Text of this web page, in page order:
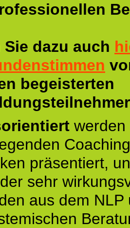
Sie dazu auch
begeisterten
werden
präsentiert,
sehr
aus dem NLP